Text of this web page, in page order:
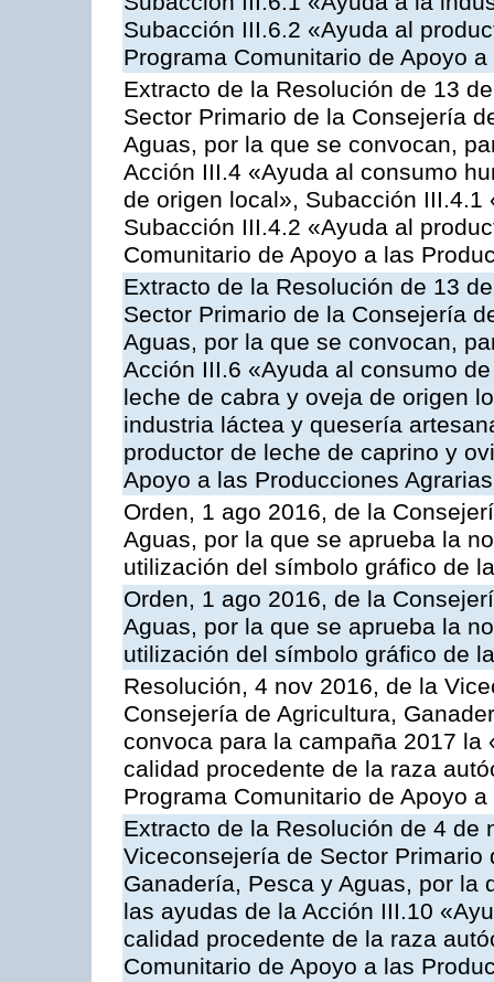
Subacción III.6.2 «Ayuda al
Programa Comunitario de Apoyo
Extracto de la Resolución de 13
Sector Primario de la Consejería
Aguas, por la que se convocan,
Acción III.4 «Ayuda al consumo
de origen local», Subacción
Subacción III.4.2 «Ayuda al
Comunitario de Apoyo a las
Extracto de la Resolución de 13
Sector Primario de la Consejería
Aguas, por la que se convocan,
Acción III.6 «Ayuda al consumo
leche de cabra y oveja de origen
industria láctea y quesería
productor de leche de caprino y
Apoyo a las Producciones
Orden, 1 ago 2016, de la
Aguas, por la que se aprueba la
utilización del símbolo gráfico de
Orden, 1 ago 2016, de la
Aguas, por la que se aprueba la
utilización del símbolo gráfico de
Resolución, 4 nov 2016, de la
Consejería de Agricultura,
convoca para la campaña 2017
calidad procedente de la raza
Programa Comunitario de Apoyo
Extracto de la Resolución de 4 de
Viceconsejería de Sector
Ganadería, Pesca y Aguas, por la
las ayudas de la Acción III.10
calidad procedente de la raza
Comunitario de Apoyo a las